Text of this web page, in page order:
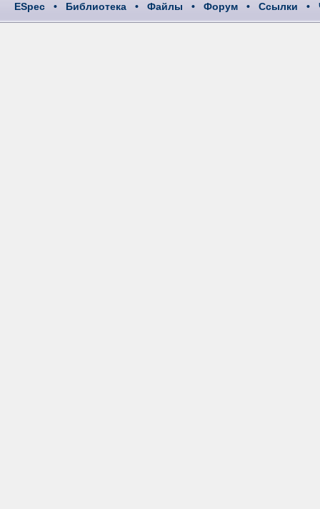
ESpec • Библиотека • Файлы • Форум • Ссылки •